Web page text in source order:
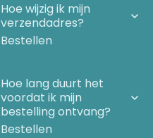
Hoe wijzig ik mijn
verzendadres?
Bestellen
Hoe lang duurt het
voordat ik mijn
bestelling ontvang?
Bestellen